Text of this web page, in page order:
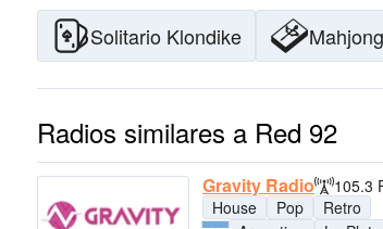
Solitario Klondike Mahjong
Radios similares a Red 92
Gravity Radio
105.3
House
Pop
Retro